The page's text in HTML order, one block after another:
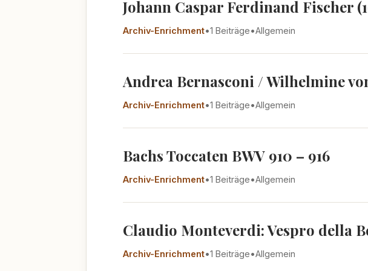
Johann Caspar Ferdinand Fischer
Archiv-Enrichment•1 Beiträge•Allgemein
Andrea Bernasconi / Wilhelmine
Archiv-Enrichment•1 Beiträge•Allgemein
Bachs Toccaten BWV 910 – 916
Archiv-Enrichment•1 Beiträge•Allgemein
Claudio Monteverdi: Vespro della
Archiv-Enrichment•1 Beiträge•Allgemein